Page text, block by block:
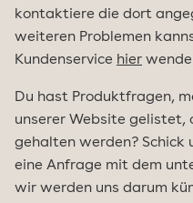
kontaktiere die dort
weiteren Problemen
Kundenservice hier
Du hast Produktfragen,
unserer Website gelistet,
gehalten werden? Schick
eine Anfrage mit dem
wir werden uns darum